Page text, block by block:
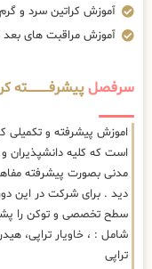
آموزش کراتین سرد و گرم
آموزش مراقبت های بعد
سرفصل
اموزش پیشرفته و تکمیلی
است که کلیه دانشپذیران و
مدنی بصورت پیشرفته
دید . برای شرکت در این
شامل : ، خاویار تراپی،
تراپی